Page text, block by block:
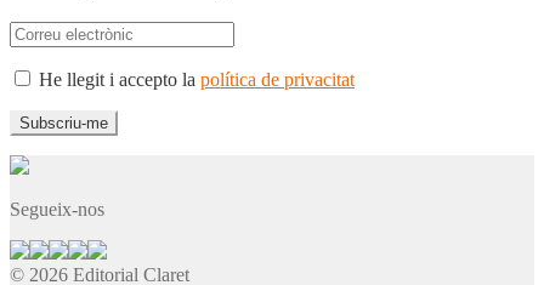
He llegit i accepto la política de privacitat
Segueix-nos
© 2026 Editorial Claret